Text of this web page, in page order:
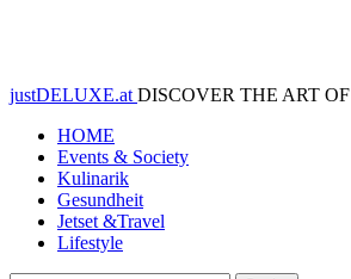
justDELUXE.at DISCOVER THE ART
HOME
Events & Society
Kulinarik
Gesundheit
Jetset &Travel
Lifestyle